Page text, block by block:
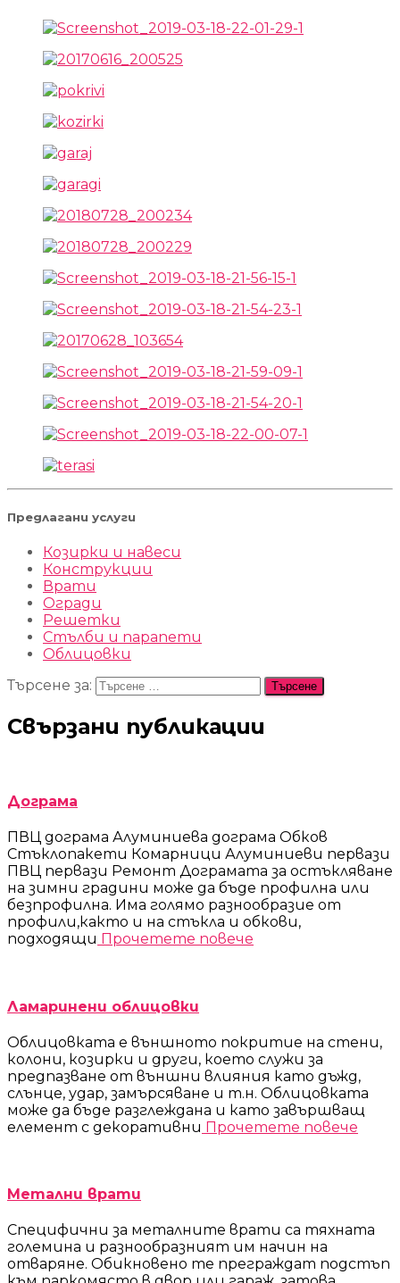
Предлагани услуги
Козирки и навеси
Конструкции
Врати
Огради
Решетки
Стълби и парапети
Облицовки
Търсене за:
Свързани публикации
Дограма
ПВЦ дограма Алуминиева дограма Обков
Стъклопакети Комарници Алуминиеви первази
ПВЦ первази Ремонт Дограмата за остъкляване
на зимни градини може да бъде профилна или
безпрофилна. Има голямо разнообразие от
профили,както и на стъкла и обкови,
подходящи Прочетете повече
Ламаринени облицовки
Облицовката е външното покритие на стени,
колони, козирки и други, което служи за
предпазване от външни влияния като дъжд,
слънце, удар, замърсяване и т.н. Облицовката
може да бъде разглеждана и като завършващ
елемент с декоративни Прочетете повече
Метални врати
Специфични за металните врати са тяхната
големина и разнообразният им начин на
отваряне. Обикновено те преграждат подстъп